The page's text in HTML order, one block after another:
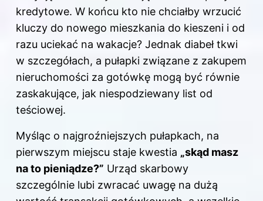
kredytowe. W końcu kto nie chciałby wrzucić
kluczy do nowego mieszkania do kieszeni i od
razu uciekać na wakacje? Jednak diabeł tkwi
w szczegółach, a pułapki związane z zakupem
nieruchomości za gotówkę mogą być równie
zaskakujące, jak niespodziewany list od
teściowej.
Myśląc o najgroźniejszych pułapkach, na
pierwszym miejscu staje kwestia „skąd masz
na to pieniądze?” Urząd skarbowy
szczególnie lubi zwracać uwagę na dużą